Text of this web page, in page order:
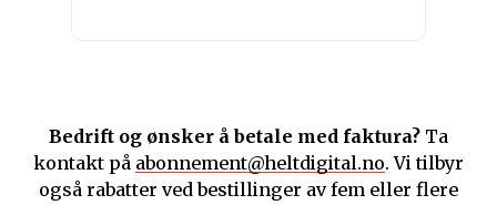
Bedrift og ønsker å betale med faktura? Ta
kontakt på abonnement@heltdigital.no. Vi tilbyr
også rabatter ved bestillinger av fem eller flere